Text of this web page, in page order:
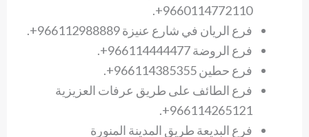
9660114772110+.
فرع الريان في شارع عنيزة 966112988889+.
فرع الروضة 966114444477+.
فرع حطين 966114385355+.
فرع الطائف على طريق عرفات العزيزية
966114265121+.
فرع البديعة طريق المدينة المنورة